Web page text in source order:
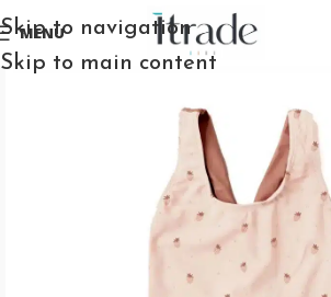
Skip to navigation
Skip to main content
MENU